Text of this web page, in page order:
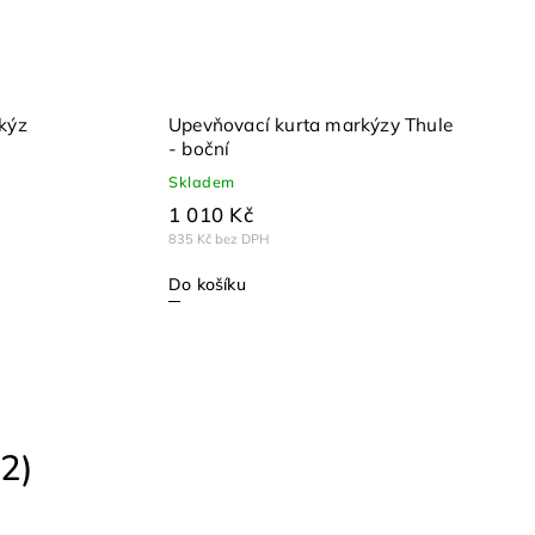
Upevňovací kurta markýzy Thule
- boční
Skladem
835 Kč bez DPH
1 010 Kč
Do košíku